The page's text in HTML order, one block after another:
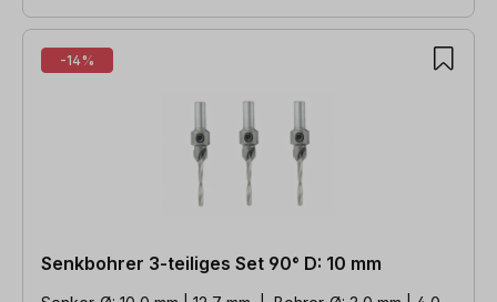
-14%
Senkbohrer 3-teiliges Set 90° D: 10 mm